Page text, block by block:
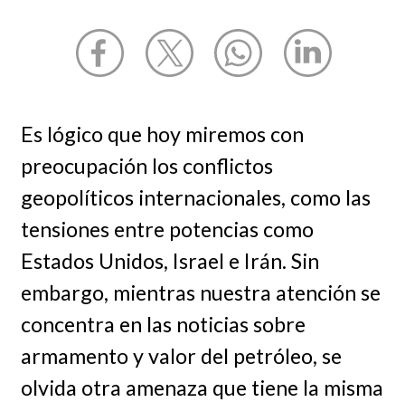
Es lógico que hoy miremos con
preocupación los conflictos
geopolíticos internacionales, como las
tensiones entre potencias como
Estados Unidos, Israel e Irán. Sin
embargo, mientras nuestra atención se
concentra en las noticias sobre
armamento y valor del petróleo, se
olvida otra amenaza que tiene la misma